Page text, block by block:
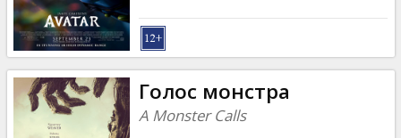
Голос монстра
A Monster Calls